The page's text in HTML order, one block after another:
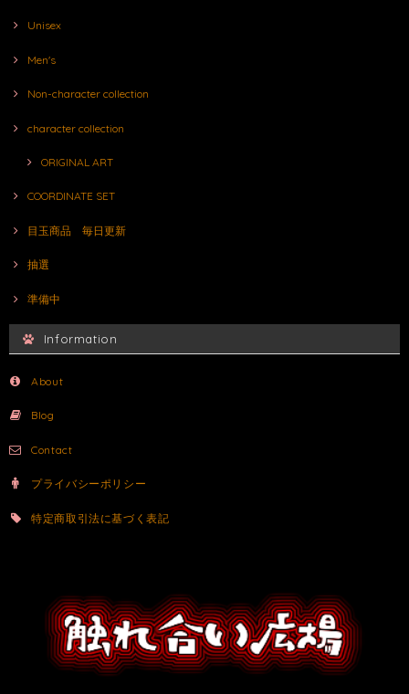
Unisex
Men's
Non-character collection
character collection
ORIGINAL ART
COORDINATE SET
目玉商品 毎日更新
抽選
準備中
Information
About
Blog
Contact
プライバシーポリシー
特定商取引法に基づく表記